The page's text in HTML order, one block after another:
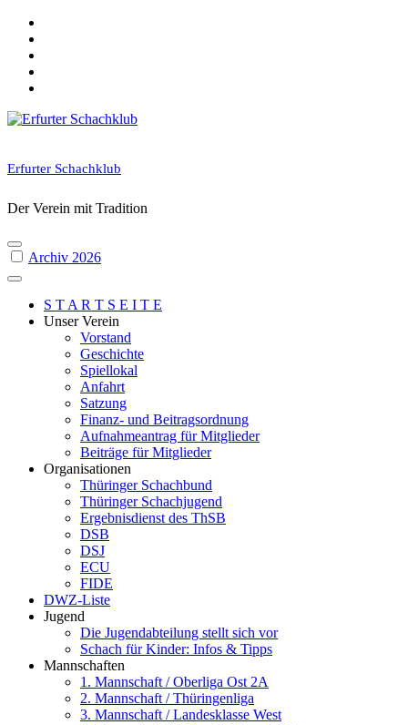
Skip
content
Erfurter Schachklub
Der Verein mit Tradition
Archiv 2026
S T A R T S E I T E
Unser Verein
Vorstand
Geschichte
Spiellokal
Anfahrt
Satzung
Finanz- und Beitragsordnung
Aufnahmeantrag für Mitglieder
Beiträge für Mitglieder
Organisationen
Thüringer Schachbund
Thüringer Schachjugend
Ergebnisdienst des ThSB
DSB
DSJ
ECU
FIDE
DWZ-Liste
Jugend
Die Jugendabteilung stellt sich vor
Schach für Kinder: Infos & Tipps
Mannschaften
1. Mannschaft / Oberliga Ost 2A
2. Mannschaft / Thüringenliga
3. Mannschaft / Landesklasse West